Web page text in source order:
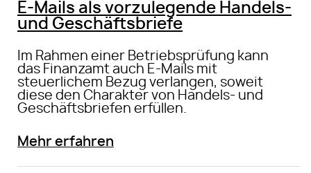
E-Mails als vorzulegende Handels-
und Geschäftsbriefe
Im Rahmen einer Betriebsprüfung kann
das Finanzamt auch E-Mails mit
steuerlichem Bezug verlangen, soweit
diese den Charakter von Handels- und
Geschäftsbriefen erfüllen.
Mehr erfahren